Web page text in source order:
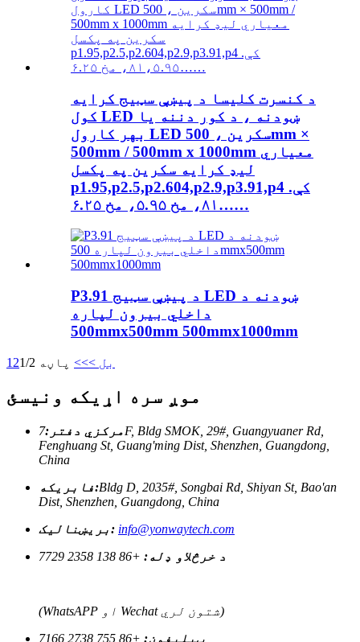
د کنسرت کلیسا د پیښې سټیج کرایه
کول LED ښودنه ، د کور دننه یا
بهر کارول LED سکرین ، 500mm ×
500mm / 500mm x 1000mm معیاري
لیډ کرایه سکرین په پکسل
p1.95,p2.5,p2.604,p2.9,p3.91,p4 کې.
۸۱، مخ ۵.۹۵، مخ ۶.۲۵……
P3.91 د پیښې سټیج LED ښودنه د
داخلي بیرون لپاره
500mmx500mm 500mmx1000mm
1 2 بل >>> پاڼه 1/2
موږ سره اړیکه ونیسئ
مرکزي دفتر:7F, Bldg SMOK, 29#, Guangyuaner Rd,
Fenghuang St, Guang'ming Dist, Shenzhen, Guangdong,
China
فابریکه:Bldg D, 2035#, Songbai Rd, Shiyan St, Bao'an
Dist, Shenzhen, Guangdong, China
بریښنالیک: info@yonwaytech.com
د خرڅلاو ډله: +86 138 2358 7729
(WhatsAPP او Wechat شتون لري)
ټیلیفون: +86 755 2738 7166